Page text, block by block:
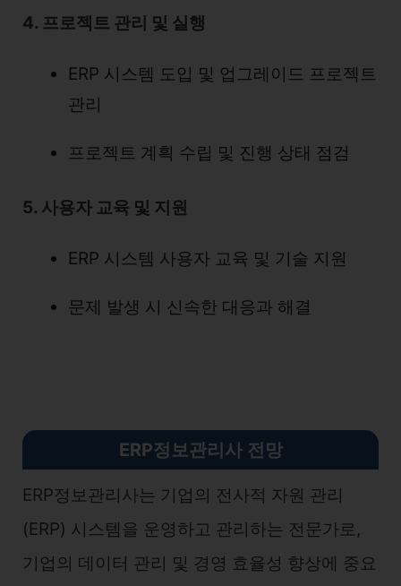
4. 프로젝트 관리 및 실행
ERP 시스템 도입 및 업그레이드 프로젝트
관리
프로젝트 계획 수립 및 진행 상태 점검
5. 사용자 교육 및 지원
ERP 시스템 사용자 교육 및 기술 지원
문제 발생 시 신속한 대응과 해결
ERP정보관리사 전망
ERP정보관리사는 기업의 전사적 자원 관리
(ERP) 시스템을 운영하고 관리하는 전문가로,
기업의 데이터 관리 및 경영 효율성 향상에 중요